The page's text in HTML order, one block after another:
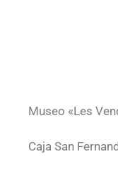
Museo «Les
Caja San